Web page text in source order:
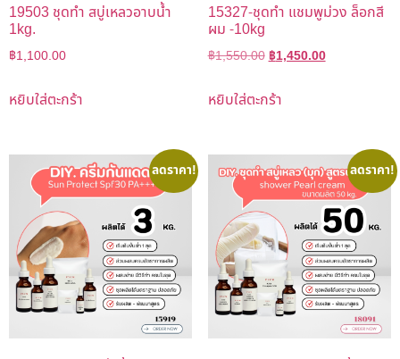
19503 ชุดทำ สบู่เหลวอาบน้ำ
1kg.
฿1,100.00
หยิบใส่ตะกร้า
15327-ชุดทำ แชมพูม่วง ล็อกสี
ผม -10kg
฿1,550.00 ฿1,450.00
หยิบใส่ตะกร้า
ลดราคา! ลดราคา!